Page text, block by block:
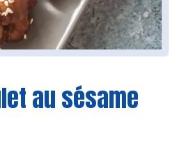
au sésame